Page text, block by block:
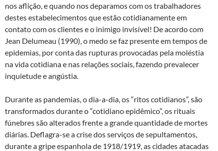
nos aflição, e quando nos deparamos com os trabalhadores
destes estabelecimentos que estão cotidianamente em
contato com os clientes e o inimigo invisível! De acordo com
Jean Delumeau (1990), o medo se faz presente em tempos de
epidemias, por conta das rupturas provocadas pela moléstia
na vida cotidiana e nas relações sociais, fazendo prevalecer
inquietude e angústia.
Durante as pandemias, o dia-a-dia, os “ritos cotidianos”, são
transformados durante o “cotidiano epidêmico”, os rituais
fúnebres são alterados frente a grande quantidade de mortes
diárias. Deflagra-se a crise dos serviços de sepultamentos,
durante a gripe espanhola de 1918/1919, as cidades atacadas